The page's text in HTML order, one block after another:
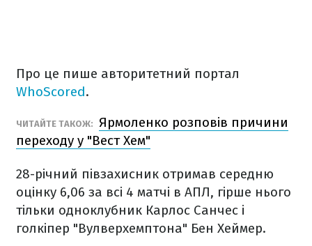
Про це пише авторитетний портал
WhoScored.
ЧИТАЙТЕ ТАКОЖ: Ярмоленко розповів причини
переходу у "Вест Хем"
28-річний півзахисник отримав середню
оцінку 6,06 за всі 4 матчі в АПЛ, гірше нього
тільки одноклубник Карлос Санчес і
голкіпер "Вулверхемптона" Бен Хеймер.